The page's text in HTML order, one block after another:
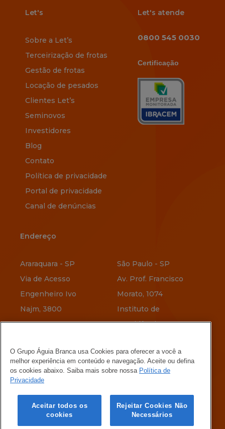
Let's
Sobre a Let’s
Terceirização de frotas
Gestão de frotas
Locação de pesados
Clientes Let’s
Seminovos
Investidores
Blog
Contato
Política de privacidade
Portal de privacidade
Canal de denúncias
Let's atende
0800 545 0030
Certificação
Endereço
Araraquara - SP
Via de Acesso
Engenheiro Ivo
Najm, 3800
Av. Jerônimo
Vervloet, 345
Maria Ortiz
São Paulo - SP
Av. Prof. Francisco
Morato, 1074
Instituto de
Previdência
Belo Horizonte - MG
Rua Menotti Muccelli,
O Grupo Águia Branca usa Cookies para oferecer a você a
melhor experiência em conteúdo e navegação. Aceite ou defina
os cookies abaixo. Saiba mais sobre nossa Política de
Privacidade
Aceitar todos os
cookies
Rejeitar Cookies Não
Necessários